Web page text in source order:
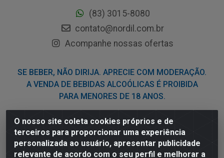
O nosso site coleta cookies próprios e de
terceiros para proporcionar uma experiência
personalizada ao usuário, apresentar publicidade
relevante de acordo com o seu perfil e melhorar a
(83) 3015-8080
contato@nordil.com.br
Acompanhe nossas ofertas
SE BEBER, NÃO DIRIJA. APRECIE COM MODERAÇÃO.
A VENDA DE BEBIDAS ALCOÓLICAS É PROIBIDA
PARA MENORES DE 18 ANOS.
Nordil Distribuidora - Avenida Liberdade, 2738, Bloco F -
Sesi - Bayeux/PB - CEP 58.111-400 - CNPJ
03.775.813/0001-41